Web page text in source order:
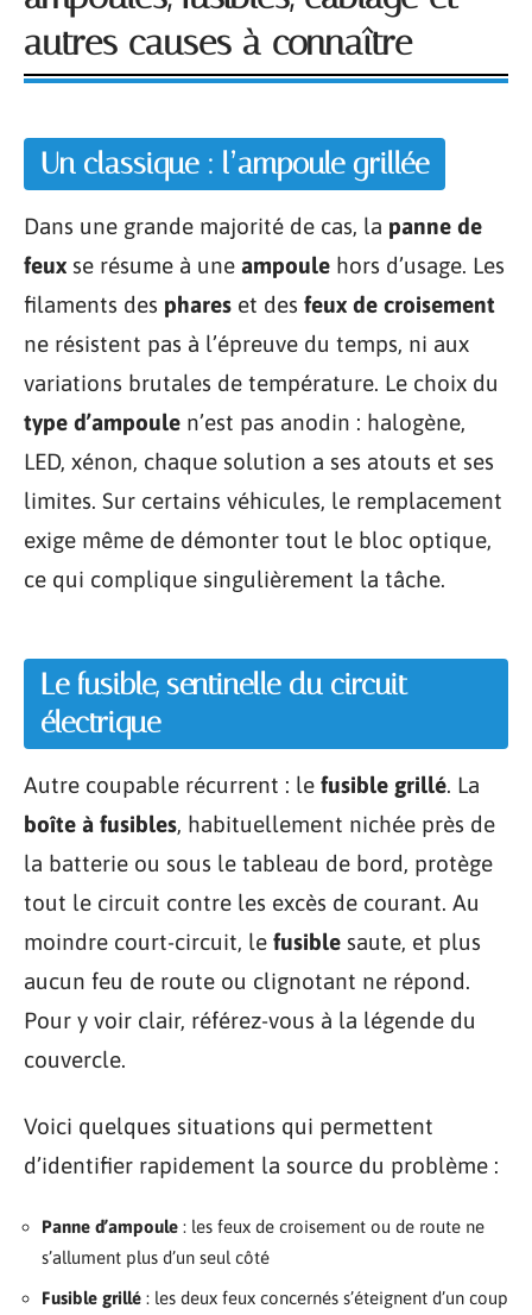
autres causes à connaître
Un classique : l’ampoule grillée
Dans une grande majorité de cas, la panne de
feux se résume à une ampoule hors d’usage. Les
filaments des phares et des feux de croisement
ne résistent pas à l’épreuve du temps, ni aux
variations brutales de température. Le choix du
type d’ampoule n’est pas anodin : halogène,
LED, xénon, chaque solution a ses atouts et ses
limites. Sur certains véhicules, le remplacement
exige même de démonter tout le bloc optique,
ce qui complique singulièrement la tâche.
Le fusible, sentinelle du circuit
électrique
Autre coupable récurrent : le fusible grillé. La
boîte à fusibles, habituellement nichée près de
la batterie ou sous le tableau de bord, protège
tout le circuit contre les excès de courant. Au
moindre court-circuit, le fusible saute, et plus
aucun feu de route ou clignotant ne répond.
Pour y voir clair, référez-vous à la légende du
couvercle.
Voici quelques situations qui permettent
d’identifier rapidement la source du problème :
Panne d’ampoule : les feux de croisement ou de route ne
s’allument plus d’un seul côté
Fusible grillé : les deux feux concernés s’éteignent d’un coup